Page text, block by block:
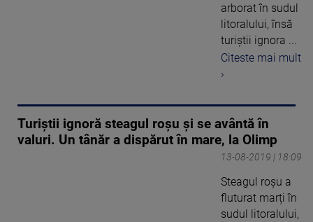
arborat în sudul
litoralului, însă
turiştii ignora ...
Citeste mai mult
›
Turiștii ignoră steagul roșu și se avântă în
valuri. Un tânăr a dispărut în mare, la Olimp
13-08-2019 | 18:09
Steagul roşu a
fluturat marți în
sudul litoralului,